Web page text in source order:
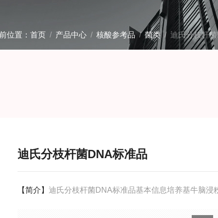
位置： 首页 / 产品中心 / 核酸参考品 /菌类/ 迪氏分枝杆菌
迪氏分枝杆菌DNA标准品
【简介】 迪氏分枝杆菌DNA标准品基本信息培养基牛脑浸